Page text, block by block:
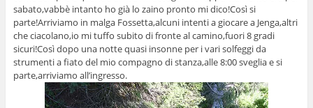
sabato,vabbè intanto ho già lo zaino pronto mi dico!Così si
parte!Arriviamo in malga Fossetta,alcuni intenti a giocare a Jenga,altri
che ciacolano,io mi tuffo subito di fronte al camino,fuori 8 gradi
sicuri!Così dopo una notte quasi insonne per i vari solfeggi da
strumenti a fiato del mio compagno di stanza,alle 8:00 sveglia e si
parte,arriviamo all’ingresso.